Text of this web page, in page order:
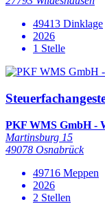
49413 Dinklage
2026
1 Stelle
PKF WMS GmbH -
Martinsburg 15
49078 Osnabrück
49716 Meppen
2026
2 Stellen